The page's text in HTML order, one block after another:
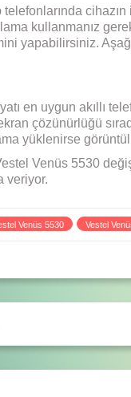
telefonlarında
kullanmanız
yapabilirsiniz.
en uygun akıllı
çözünürlüğü
yüklenirse
Venüs 5530
veriyor.
Venüs 5530 Vestel